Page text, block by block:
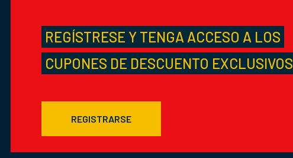
REGÍSTRESE Y TENGA ACCESO A LOS
CUPONES DE DESCUENTO EXCLUSIVOS
REGISTRARSE